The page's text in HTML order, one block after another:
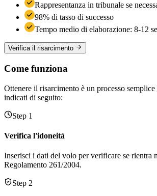
Rappresentanza in tribunale se
98% di tasso di successo
Tempo medio di elaborazione: 8-12
Verifica il risarcimento
Come funziona
Ottenere il risarcimento è un processo semplice
indicati di seguito:
Step 1
Verifica l'idoneità
Inserisci i dati del volo per verificare se rientra
Regolamento 261/2004.
Step 2